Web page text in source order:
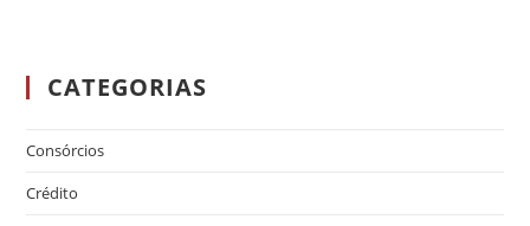
CATEGORIAS
Consórcios
Crédito